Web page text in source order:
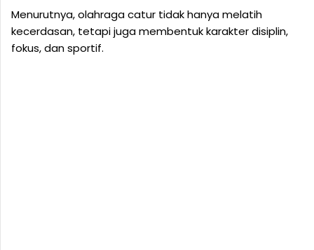
Menurutnya, olahraga catur tidak hanya melatih
kecerdasan, tetapi juga membentuk karakter disiplin,
fokus, dan sportif.